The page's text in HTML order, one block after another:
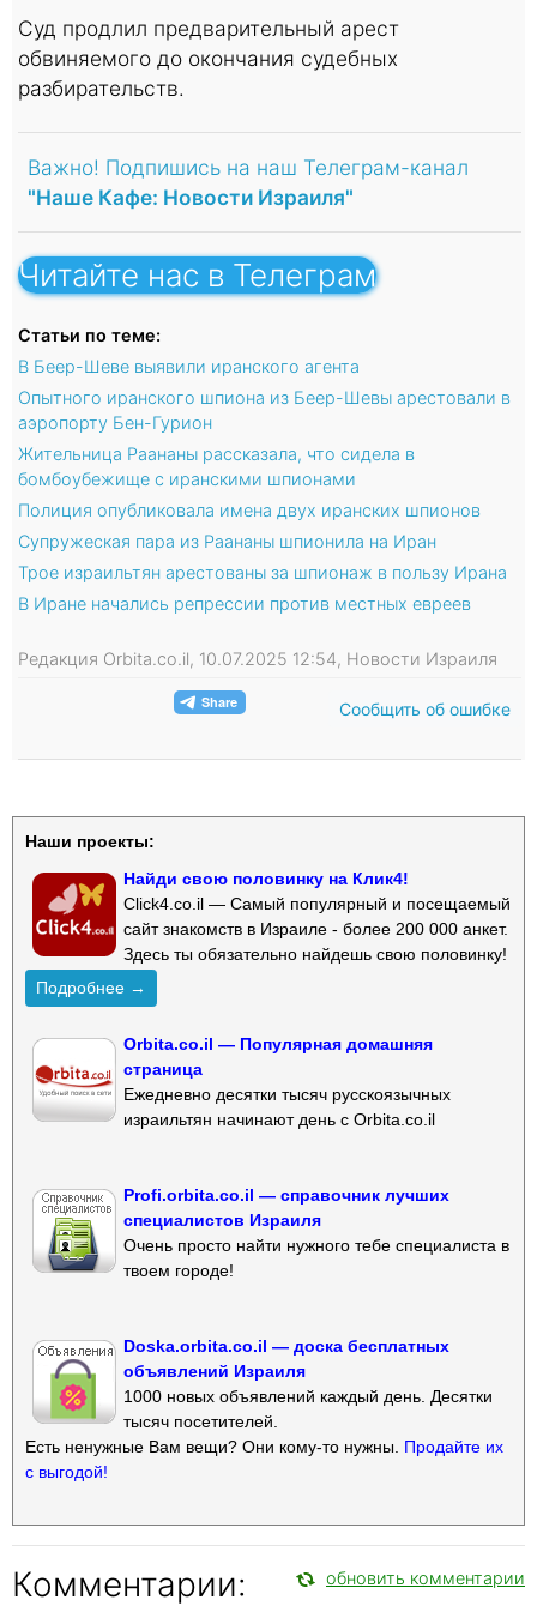
Суд продлил предварительный арест
обвиняемого до окончания судебных
разбирательств.
Важно! Подпишись на наш Телеграм-канал
"Наше Кафе: Новости Израиля"
Читайте нас в Телеграм
Статьи по теме:
В Беер-Шеве выявили иранского агента
Опытного иранского шпиона из Беер-Шевы арестовали в
аэропорту Бен-Гурион
Жительница Раананы рассказала, что сидела в
бомбоубежище с иранскими шпионами
Полиция опубликовала имена двух иранских шпионов
Супружеская пара из Раананы шпионила на Иран
Трое израильтян арестованы за шпионаж в пользу Ирана
В Иране начались репрессии против местных евреев
Редакция Orbita.co.il, 10.07.2025 12:54, Новости Израиля
Сообщить об ошибке
Наши проекты:
Найди свою половинку на Клик4!
Click4.co.il — Самый популярный и посещаемый
сайт знакомств в Израиле - более 200 000 анкет.
Здесь ты обязательно найдешь свою половинку!
Подробнее →
Orbita.co.il — Популярная домашняя
страница
Ежедневно десятки тысяч русскоязычных
израильтян начинают день с Orbita.co.il
Profi.orbita.co.il — справочник лучших
специалистов Израиля
Очень просто найти нужного тебе специалиста в
твоем городе!
Doska.orbita.co.il — доска бесплатных
объявлений Израиля
1000 новых объявлений каждый день. Десятки
тысяч посетителей.
Есть ненужные Вам вещи? Они кому-то нужны. Продайте их
с выгодой!
Комментарии: обновить комментарии